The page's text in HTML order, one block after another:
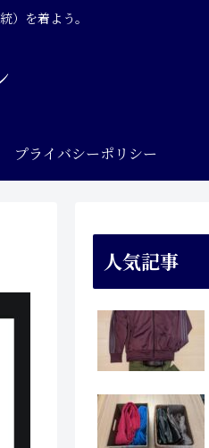
）を着よう。
プライバシーポリシー
人気記事